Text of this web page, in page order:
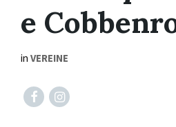
e
in VEREINE
FacebookInstagram